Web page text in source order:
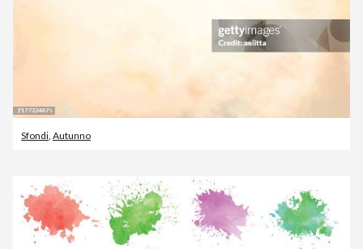
Sfondi, Autunno